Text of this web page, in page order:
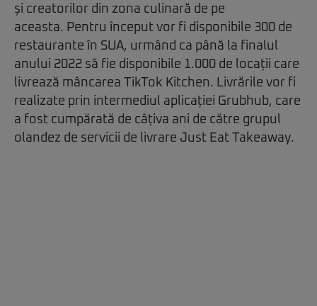
și creatorilor din zona culinară de pe
aceasta. Pentru început vor fi disponibile 300 de
restaurante în SUA, urmând ca până la finalul
anului 2022 să fie disponibile 1.000 de locații care
livrează mâncarea TikTok Kitchen. Livrările vor fi
realizate prin intermediul aplicației Grubhub, care
a fost cumpărată de câțiva ani de către grupul
olandez de servicii de livrare Just Eat Takeaway.